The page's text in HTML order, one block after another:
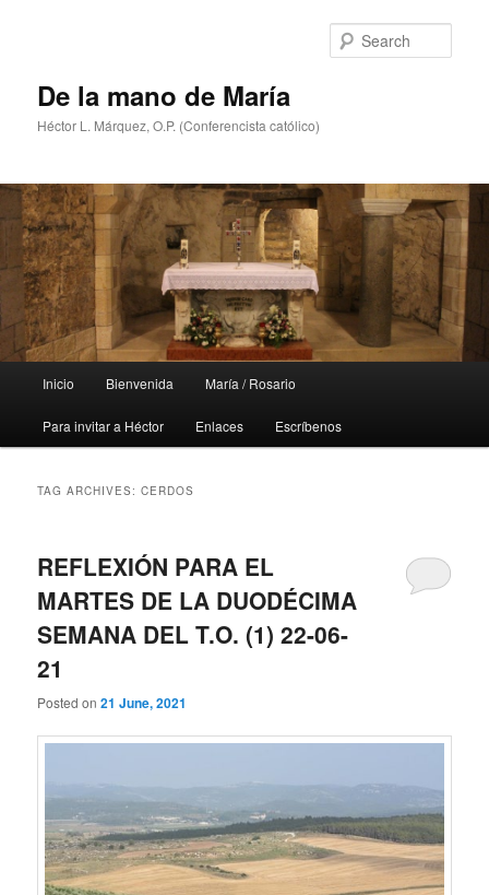
De la mano de María
Héctor L. Márquez, O.P. (Conferencista católico)
Inicio Bienvenida María / Rosario
Para invitar a Héctor Enlaces Escríbenos
TAG ARCHIVES:CERDOS
REFLEXIÓN PARA EL
MARTES DE LA DUODÉCIMA
SEMANA DEL T.O. (1) 22-06-
21
Posted on21 June, 2021